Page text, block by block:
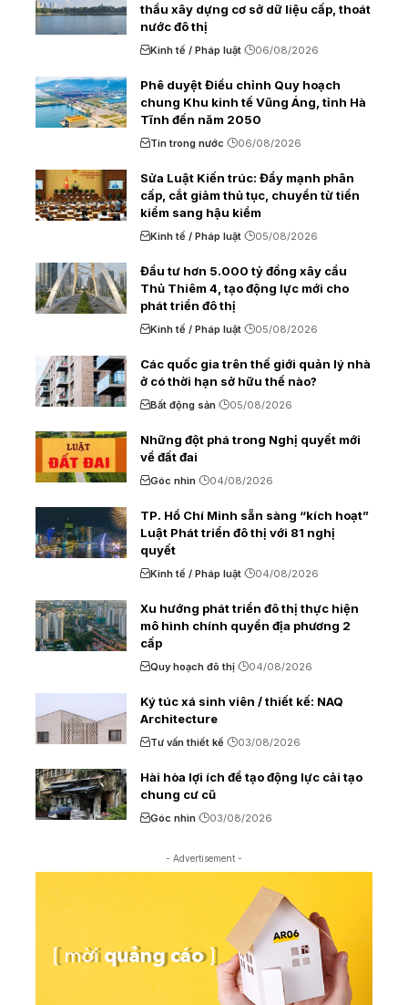
thầu xây dựng cơ sở dữ liệu cấp, thoát
nước đô thị
Kinh tế / Pháp luật 06/08/2026
Phê duyệt Điều chỉnh Quy hoạch
chung Khu kinh tế Vũng Áng, tỉnh Hà
Tĩnh đến năm 2050
Tin trong nước 06/08/2026
Sửa Luật Kiến trúc: Đẩy mạnh phân
cấp, cắt giảm thủ tục, chuyển từ tiền
kiểm sang hậu kiểm
Kinh tế / Pháp luật 05/08/2026
Đầu tư hơn 5.000 tỷ đồng xây cầu
Thủ Thiêm 4, tạo động lực mới cho
phát triển đô thị
Kinh tế / Pháp luật 05/08/2026
Các quốc gia trên thế giới quản lý nhà
ở có thời hạn sở hữu thế nào?
Bất động sản 05/08/2026
Những đột phá trong Nghị quyết mới
về đất đai
Góc nhìn 04/08/2026
TP. Hồ Chí Minh sẵn sàng “kích hoạt”
Luật Phát triển đô thị với 81 nghị
quyết
Kinh tế / Pháp luật 04/08/2026
Xu hướng phát triển đô thị thực hiện
mô hình chính quyền địa phương 2
cấp
Quy hoạch đô thị 04/08/2026
Ký túc xá sinh viên / thiết kế: NAQ
Architecture
Tư vấn thiết kế 03/08/2026
Hài hòa lợi ích để tạo động lực cải tạo
chung cư cũ
Góc nhìn 03/08/2026
- Advertisement -